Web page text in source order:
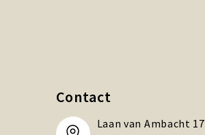
Contact
Laan van Ambacht 17